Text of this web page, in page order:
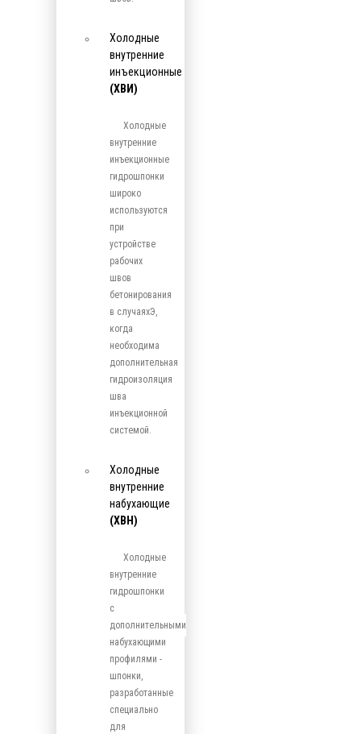
Холодные
внутренние
инъекционные
(ХВИ)
Холодные
внутренние
инъекционные
гидрошпонки
широко
используются
при
устройстве
рабочих
швов
бетонирования
в случаяхЭ,
когда
необходима
дополнительная
гидроизоляция
шва
инъекционной
системой.
Холодные
внутренние
набухающие
(ХВН)
Холодные
внутренние
гидрошпонки
с
дополнительными
набухающими
профилями -
шпонки,
разработанные
специально
для